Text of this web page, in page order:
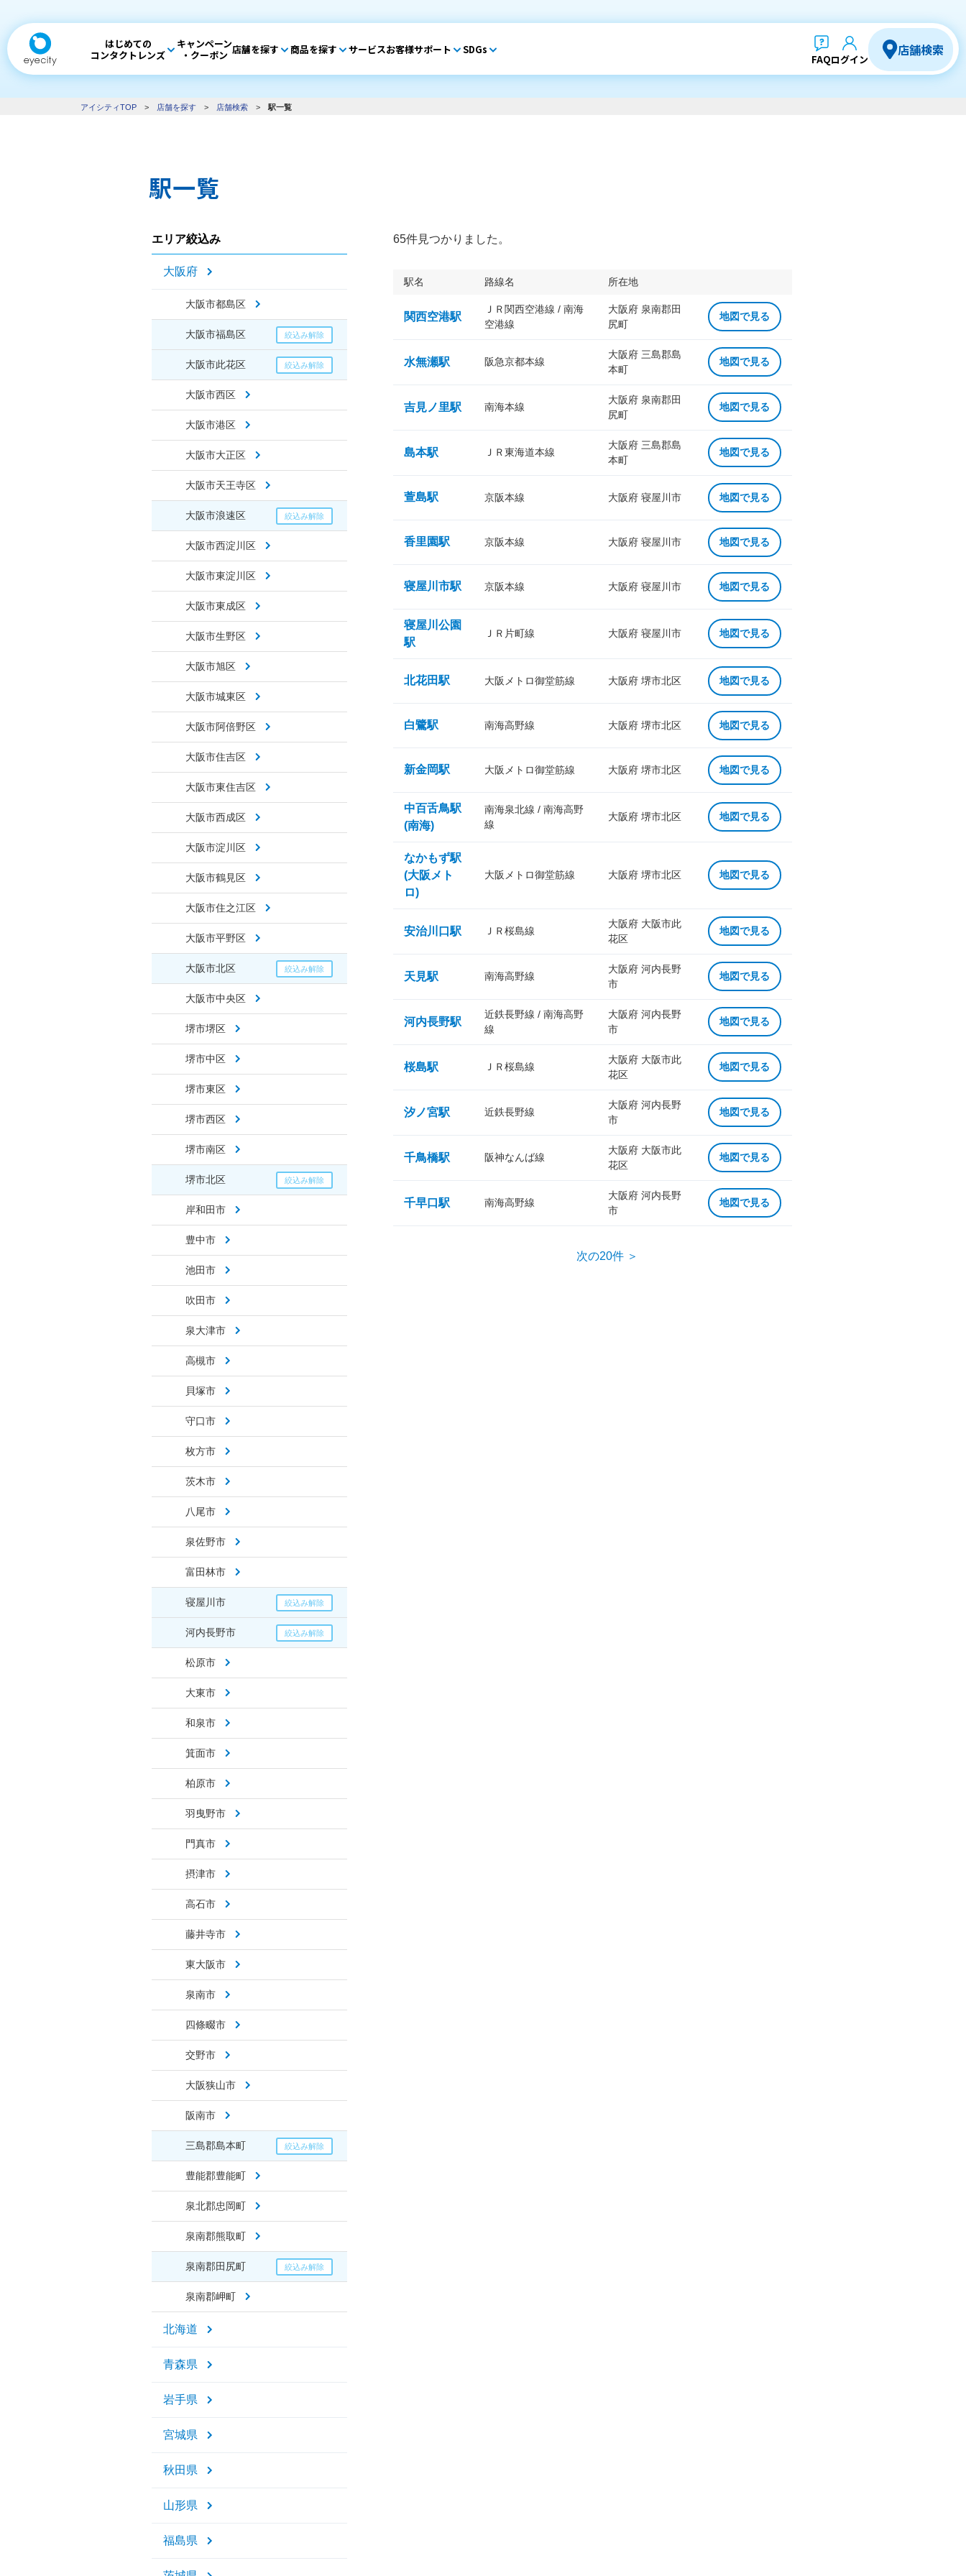
はじめての
コンタクトレンズ
キャンペーン
・クーポン 店舗を探す 商品を探す サービスお客様サポート SDGs
FAQログイン
店舗検索
アイシティTOP > 店舗を探す > 店舗検索 > 駅一覧
駅一覧
エリア絞込み
大阪府
大阪市都島区
大阪市福島区
大阪市此花区
大阪市西区
大阪市港区
大阪市大正区
大阪市天王寺区
大阪市浪速区
大阪市西淀川区
大阪市東淀川区
大阪市東成区
大阪市生野区
大阪市旭区
大阪市城東区
大阪市阿倍野区
大阪市住吉区
大阪市東住吉区
大阪市西成区
大阪市淀川区
大阪市鶴見区
大阪市住之江区
大阪市平野区
大阪市北区
大阪市中央区
堺市堺区
堺市中区
堺市東区
堺市西区
堺市南区
堺市北区
岸和田市
豊中市
池田市
吹田市
泉大津市
高槻市
貝塚市
守口市
枚方市
茨木市
八尾市
泉佐野市
富田林市
寝屋川市
河内長野市
松原市
大東市
和泉市
箕面市
柏原市
羽曳野市
門真市
摂津市
高石市
藤井寺市
東大阪市
泉南市
四條畷市
交野市
大阪狭山市
阪南市
三島郡島本町
豊能郡豊能町
泉北郡忠岡町
泉南郡熊取町
泉南郡田尻町
泉南郡岬町
北海道
青森県
岩手県
宮城県
秋田県
山形県
福島県
65件見つかりました。
駅名 路線名 所在地
関西空港駅
ＪＲ関西空港線 / 南海
空港線
大阪府 泉南郡田
尻町
地図で見る
水無瀬駅 阪急京都本線
大阪府 三島郡島
本町
地図で見る
吉見ノ里駅 南海本線
大阪府 泉南郡田
尻町
地図で見る
島本駅 ＪＲ東海道本線
大阪府 三島郡島
本町
地図で見る
萱島駅 京阪本線 大阪府 寝屋川市 地図で見る
香里園駅 京阪本線 大阪府 寝屋川市 地図で見る
寝屋川市駅 京阪本線 大阪府 寝屋川市 地図で見る
寝屋川公園
駅
ＪＲ片町線 大阪府 寝屋川市 地図で見る
北花田駅 大阪メトロ御堂筋線 大阪府 堺市北区 地図で見る
白鷺駅 南海高野線 大阪府 堺市北区 地図で見る
新金岡駅 大阪メトロ御堂筋線 大阪府 堺市北区 地図で見る
中百舌鳥駅
(南海)
南海泉北線 / 南海高野
線
大阪府 堺市北区 地図で見る
なかもず駅
(大阪メト
ロ)
大阪メトロ御堂筋線 大阪府 堺市北区 地図で見る
安治川口駅 ＪＲ桜島線
大阪府 大阪市此
花区
地図で見る
天見駅 南海高野線
大阪府 河内長野
市
地図で見る
河内長野駅
近鉄長野線 / 南海高野
線
大阪府 河内長野
市
地図で見る
桜島駅 ＪＲ桜島線
大阪府 大阪市此
花区
地図で見る
汐ノ宮駅 近鉄長野線
大阪府 河内長野
市
地図で見る
千鳥橋駅 阪神なんば線
大阪府 大阪市此
花区
地図で見る
千早口駅 南海高野線
大阪府 河内長野
市
地図で見る
次の20件 ＞